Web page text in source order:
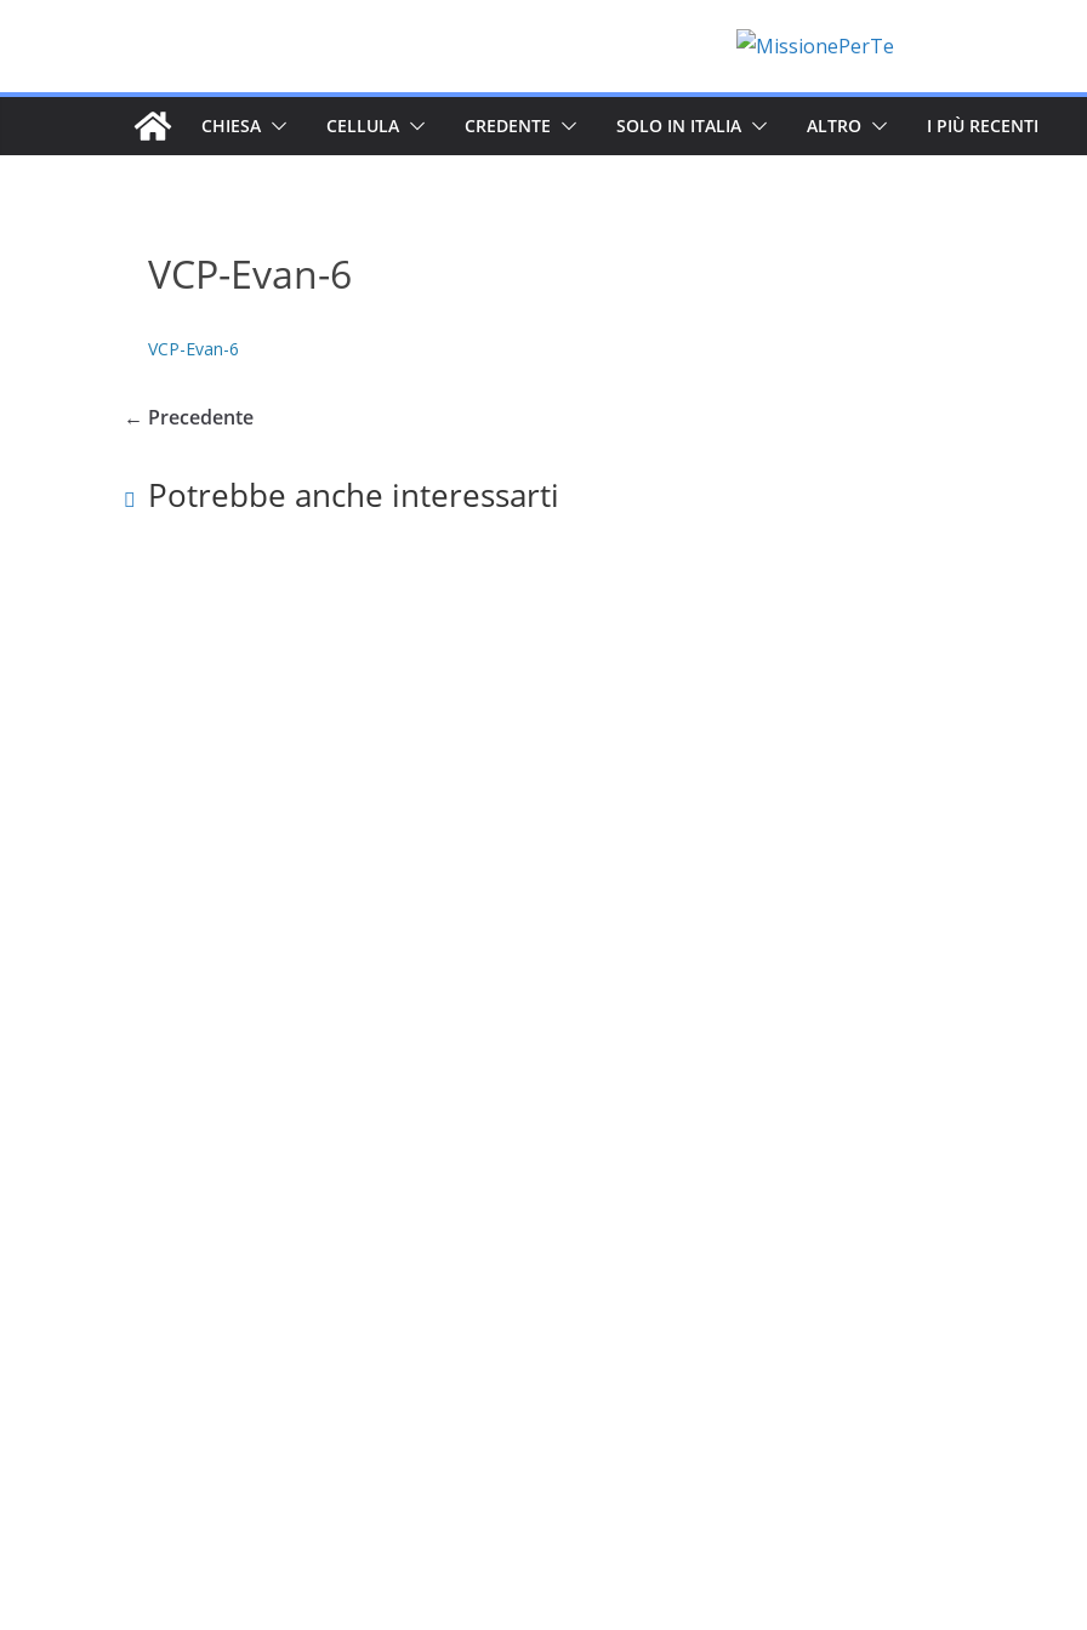
CHIESA CELLULA CREDENTE SOLO IN ITALIA ALTRO I PIÙ RECENTI
VCP-Evan-6
VCP-Evan-6
← Precedente
Potrebbe anche interessarti